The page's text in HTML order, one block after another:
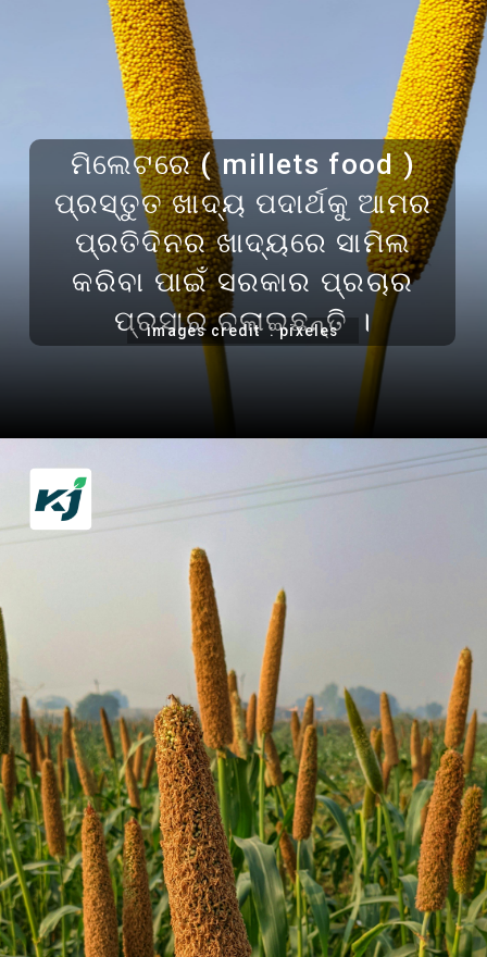
ମିଲେଟରେ ( millets food )
ପ୍ରସ୍ତୁତ ଖାଦ୍ୟ ପଦାର୍ଥକୁ ଆମର
ପ୍ରତିଦିନର ଖାଦ୍ୟରେ ସାମିଲ
କରିବା ପାଇଁ ସରକାର ପ୍ରଚାର
ପ୍ରସାର ଚଲାଇଛନ୍ତି ।
images credit : pixeles